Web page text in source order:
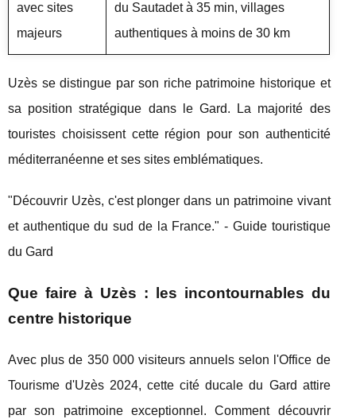
avec sites
majeurs
du Sautadet à 35 min, villages
authentiques à moins de 30 km
Uzès se distingue par son riche patrimoine historique et
sa position stratégique dans le Gard. La majorité des
touristes choisissent cette région pour son authenticité
méditerranéenne et ses sites emblématiques.
"Découvrir Uzès, c'est plonger dans un patrimoine vivant
et authentique du sud de la France." - Guide touristique
du Gard
Que faire à Uzès : les incontournables du
centre historique
Avec plus de 350 000 visiteurs annuels selon l'Office de
Tourisme d'Uzès 2024, cette cité ducale du Gard attire
par son patrimoine exceptionnel. Comment découvrir